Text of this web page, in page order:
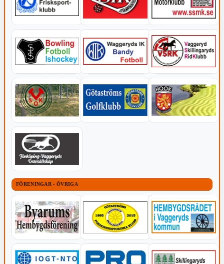
FÖRENINGAR - ÖVRIGA